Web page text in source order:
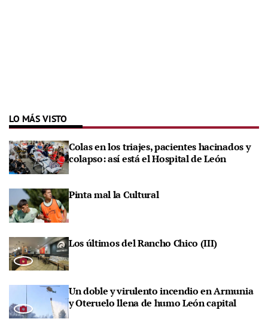
LO MÁS VISTO
Colas en los triajes, pacientes hacinados y
colapso: así está el Hospital de León
Pinta mal la Cultural
Los últimos del Rancho Chico (III)
Un doble y virulento incendio en Armunia
y Oteruelo llena de humo León capital